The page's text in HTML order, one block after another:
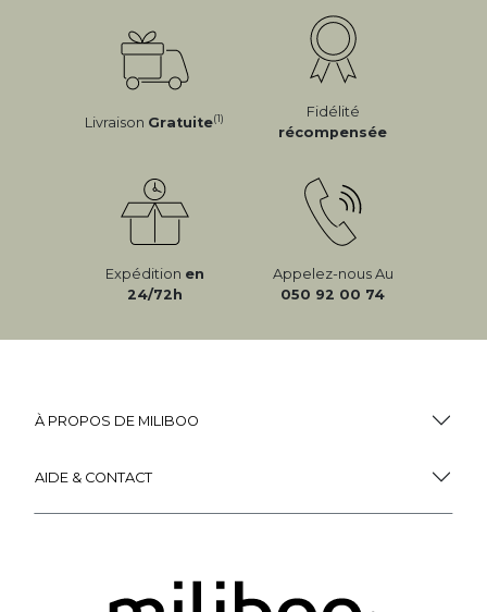
Livraison Gratuite(1)
Fidélité
récompensée
Expédition en
24/72h
Appelez-nous Au
050 92 00 74
À PROPOS DE MILIBOO
AIDE & CONTACT